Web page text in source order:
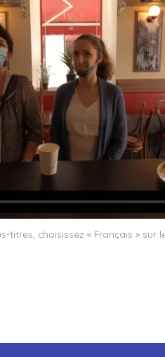
titres, choisissez « Français » sur